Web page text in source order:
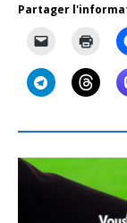
Partager